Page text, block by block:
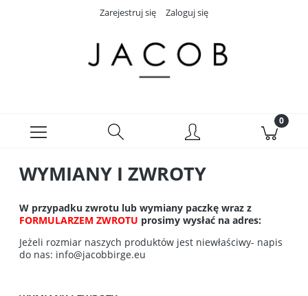
Zarejestruj się Zaloguj się
WYMIANY I ZWROTY
W przypadku zwrotu lub wymiany paczkę wraz z
FORMULARZEM ZWROTU prosimy wysłać na adres:
Jeżeli rozmiar naszych produktów jest niewłaściwy- napis
do nas: info@jacobbirge.eu